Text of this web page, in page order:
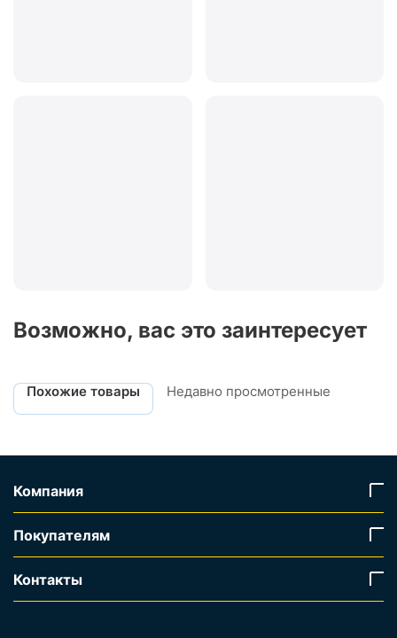
Возможно, вас это заинтересует
Похожие товары Недавно просмотренные
Компания
Покупателям
Контакты